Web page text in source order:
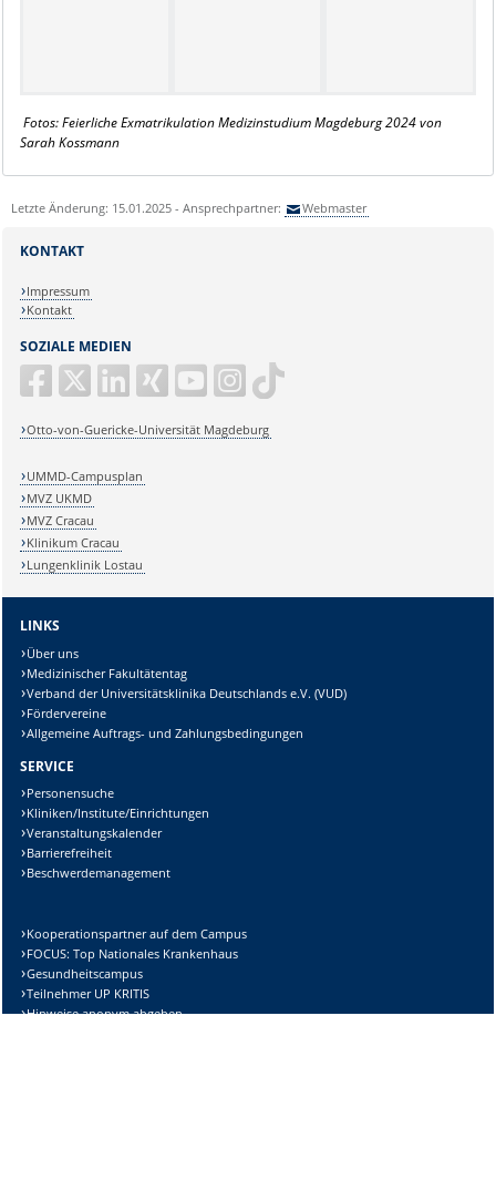
Fotos: Feierliche Exmatrikulation Medizinstudium Magdeburg 2024 von
Sarah Kossmann
Letzte Änderung: 15.01.2025 - Ansprechpartner: Webmaster
SOZIALE MEDIEN
Otto-von-Guericke-Universität Magdeburg
KONTAKT
Impressum
Kontakt
UMMD-Campusplan
MVZ UKMD
MVZ Cracau
Klinikum Cracau
Lungenklinik Lostau
LINKS
Über uns
Medizinischer Fakultätentag
Verband der Universitätsklinika Deutschlands e.V. (VUD)
Fördervereine
Allgemeine Auftrags- und Zahlungsbedingungen
SERVICE
Personensuche
Kliniken/Institute/Einrichtungen
Veranstaltungskalender
Barrierefreiheit
Beschwerdemanagement
Kooperationspartner auf dem Campus
FOCUS: Top Nationales Krankenhaus
Gesundheitscampus
Teilnehmer UP KRITIS
Hinweise anonym abgeben